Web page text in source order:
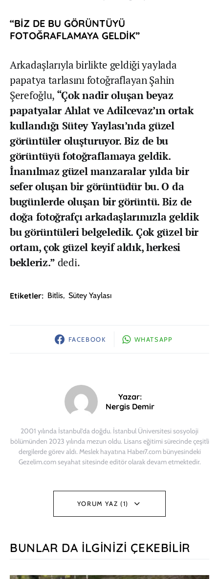
“BİZ DE BU GÖRÜNTÜYÜ
FOTOĞRAFLAMAYA GELDİK”
Arkadaşlarıyla birlikte geldiği yaylada
papatya tarlasını fotoğraflayan Şahin
Şerefoğlu, “Çok nadir oluşan beyaz
papatyalar Ahlat ve Adilcevaz’ın ortak
kullandığı Sütey Yaylası’nda güzel
görüntüler oluşturuyor. Biz de bu
görüntüyü fotoğraflamaya geldik.
İnanılmaz güzel manzaralar yılda bir
sefer oluşan bir görüntüdür bu. O da
bugünlerde oluşan bir görüntü. Biz de
doğa fotoğrafçı arkadaşlarımızla geldik
bu görüntüleri belgeledik. Çok güzel bir
ortam, çok güzel keyif aldık, herkesi
bekleriz.” dedi.
Etiketler: Bitlis, Sütey Yaylası
FACEBOOK WHATSAPP
Yazar:
Nergis Demir
2001 yılında İstanbul’da doğdu. İstanbul Üniversitesi sosyoloji
bölümünden 2023 yılında mezun oldu. Lisans eğitimi sürecinde çeşitli
dergilerde görev aldı. Meslek hayatına Haber7.com bünyesindeki
Gezelim.com seyahat sitesinde editör olarak devam etmektedir.
YORUM YAZ (1)
BUNLAR DA İLGINIZI ÇEKEBILIR